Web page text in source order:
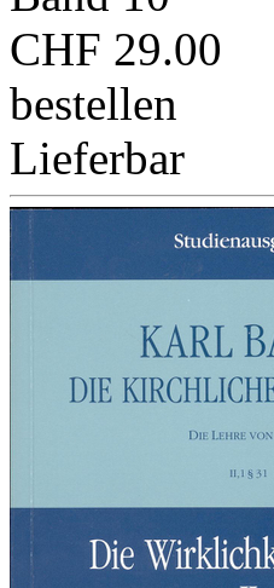
CHF 29.00
bestellen
Lieferbar